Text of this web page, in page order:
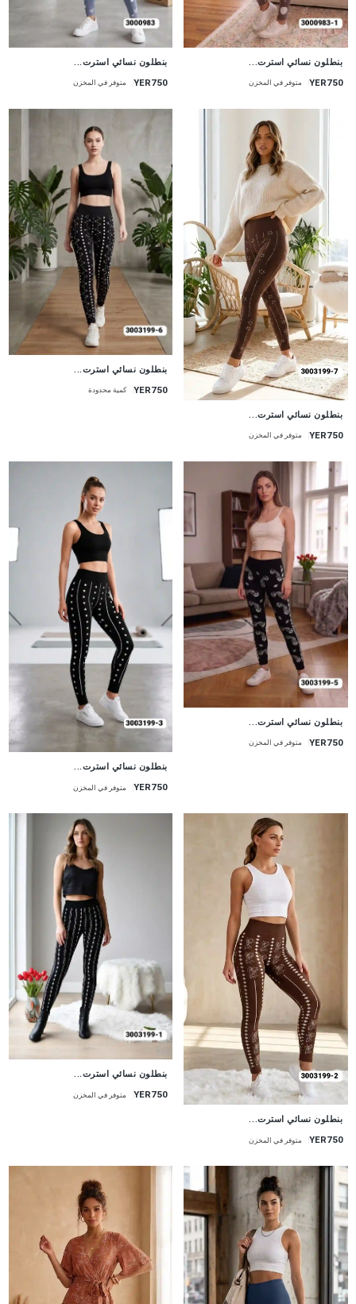
بنطلون نسائي استرت...
YER750 متوفر في المخزن
بنطلون نسائي استرت...
YER750 متوفر في المخزن
بنطلون نسائي استرت...
YER750 متوفر في المخزن
بنطلون نسائي استرت...
YER750 كمية محدودة
بنطلون نسائي استرت...
YER750 متوفر في المخزن
جديد
بنطلون نسائي استرت...
YER750 متوفر في المخزن
بنطلون نسائي استرت...
YER750 متوفر في المخزن
جديد
بنطلون نسائي استرت...
YER750 متوفر في المخزن